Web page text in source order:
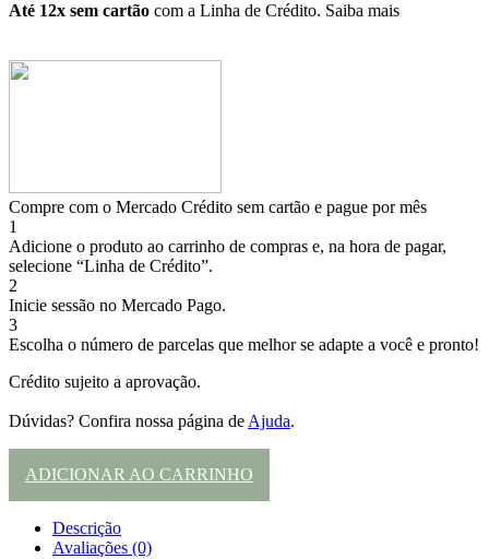
Até 12x sem cartão com a Linha de Crédito. Saiba mais
Compre com o Mercado Crédito sem cartão e pague por mês
1
Adicione o produto ao carrinho de compras e, na hora de pagar,
selecione “Linha de Crédito”.
2
Inicie sessão no Mercado Pago.
3
Escolha o número de parcelas que melhor se adapte a você e pronto!
Crédito sujeito a aprovação.
Dúvidas? Confira nossa página de Ajuda.
ADICIONAR AO CARRINHO
Descrição
Avaliações (0)